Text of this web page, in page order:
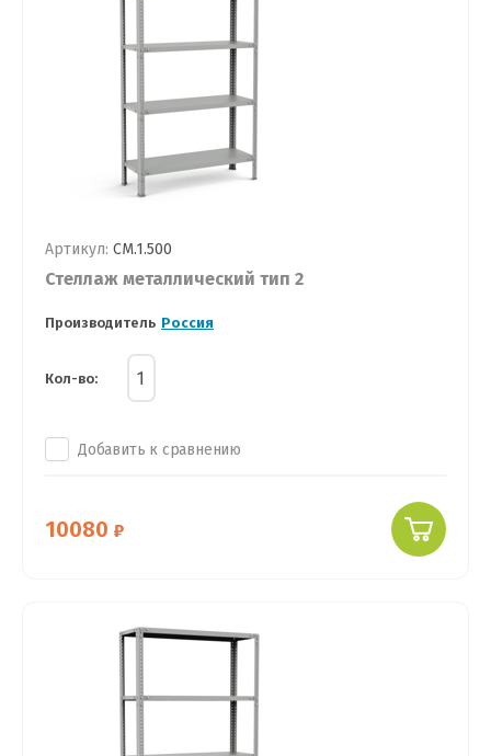
Артикул: СМ.1.500
Стеллаж металлический тип 2
Производитель Россия
Кол-во:
Добавить к сравнению
10080